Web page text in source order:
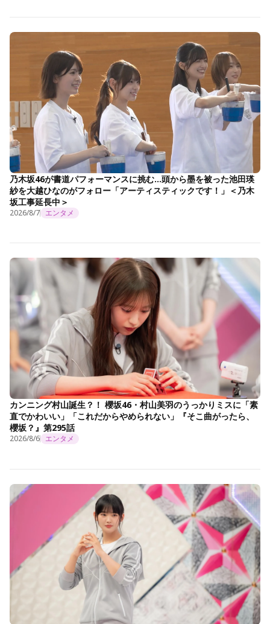
乃木坂46が書道パフォーマンスに挑む…頭から墨を被った池田瑛
紗を大越ひなのがフォロー「アーティスティックです！」＜乃木
坂工事延長中＞
2026/8/7 エンタメ
カンニング村山誕生？！ 櫻坂46・村山美羽のうっかりミスに「素
直でかわいい」「これだからやめられない」『そこ曲がったら、
櫻坂？』第295話
2026/8/6 エンタメ